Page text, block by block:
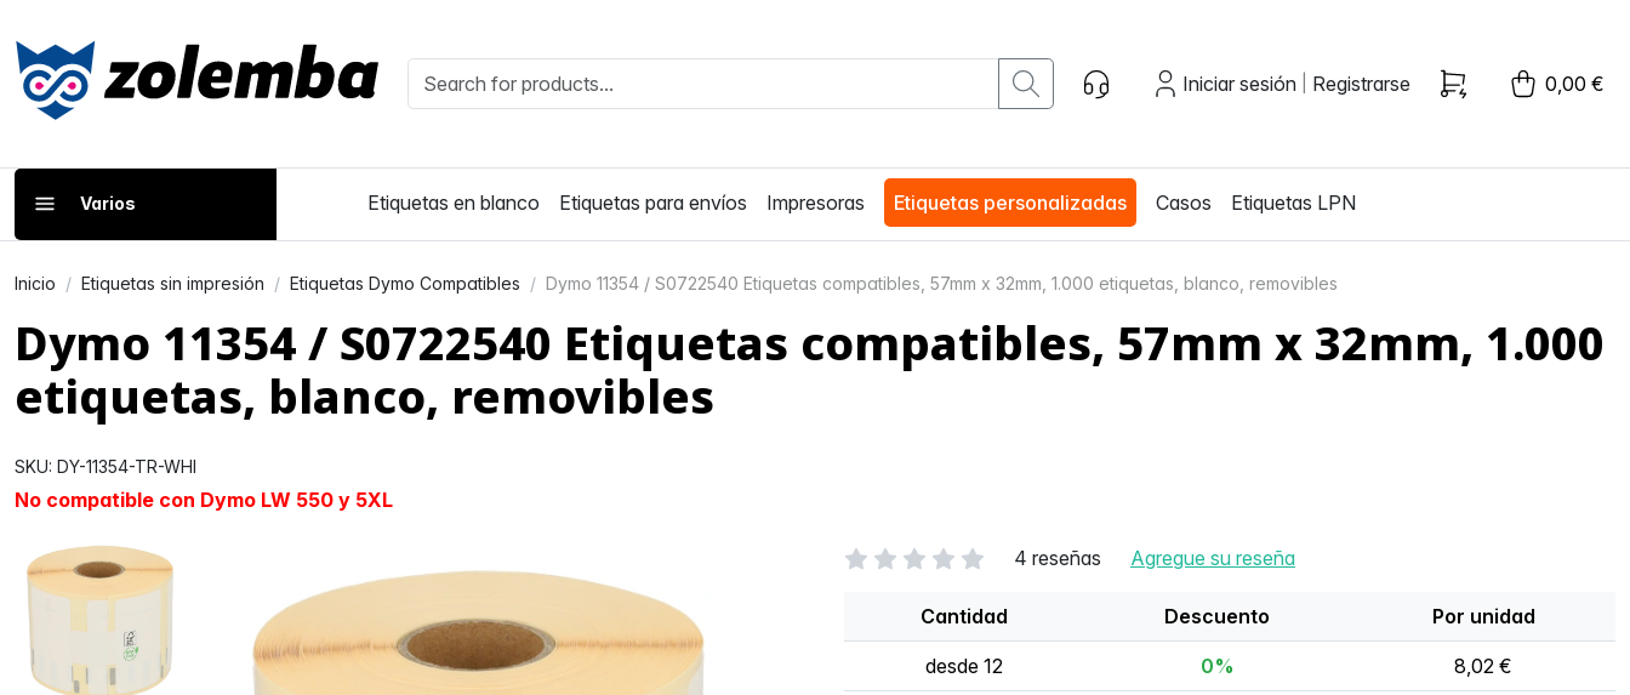
Iniciar sesión Registrarse 0,00 €
Varios Etiquetas en blanco Etiquetas para envíos Impresoras Etiquetas personalizadas Casos Etiquetas LPN
Inicio Etiquetas sin impresión Etiquetas Dymo Compatibles Dymo 11354 / S0722540 Etiquetas compatibles, 57mm x 32mm, 1.000 etiquetas, blanco, removibles
Dymo 11354 / S0722540 Etiquetas compatibles, 57mm x 32mm, 1.000
etiquetas, blanco, removibles
SKU: DY-11354-TR-WHI
No compatible con Dymo LW 550 y 5XL
4 reseñas Agregue su reseña
Cantidad Descuento Por unidad
desde 12 0% 8,02 €